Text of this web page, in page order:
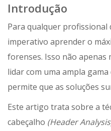
Introdução
Para qualquer profissional
imperativo aprender o
forenses. Isso não apenas
lidar com uma ampla
permite que as soluções
Este artigo trata sobre a
cabeçalho (Header